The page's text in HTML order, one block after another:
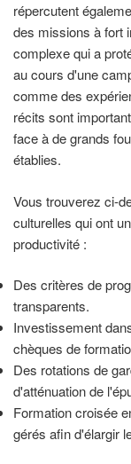
répercutent
des missions à fort
complexe qui a
au cours d'une
comme des
récits sont
face à de grands
établies.
Vous trouverez ci-
culturelles qui ont
productivité :
Des critères de
transparents.
Investissement
chèques de
Des rotations de
d'atténuation de
Formation croisée
gérés afin d'élargir